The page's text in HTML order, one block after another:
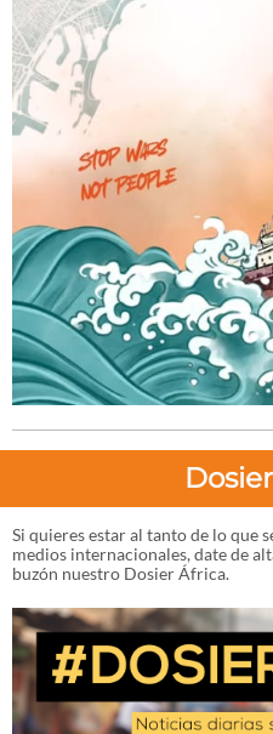
Si quieres estar al tanto de lo que
medios internacionales, date de
buzón nuestro Dosier África.